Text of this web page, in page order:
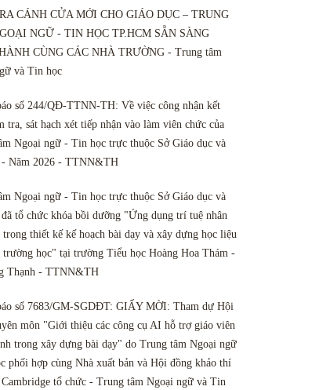
CÁNH CỬA MỚI CHO GIÁO DỤC – TRUNG
NGỮ - TIN HỌC TP.HCM SẴN SÀNG
CÙNG CÁC NHÀ TRƯỜNG - Trung tâm
và Tin học
số 244/QĐ-TTNN-TH: Về việc công nhận kết
tra, sát hạch xét tiếp nhận vào làm viên chức của
Ngoại ngữ - Tin học trực thuộc Sở Giáo dục và
- Năm 2026 - TTNN&TH
Ngoại ngữ - Tin học trực thuộc Sở Giáo dục và
tổ chức khóa bồi dưỡng "Ứng dụng trí tuệ nhân
thiết kế kế hoạch bài dạy và xây dựng học liệu
trường học" tại trường Tiểu học Hoàng Hoa Thám -
Thạnh - TTNN&TH
số 7683/GM-SGDĐT: GIẤY MỜI: Tham dự Hội
môn "Giới thiệu các công cụ AI hỗ trợ giáo viên
trong xây dựng bài dạy" do Trung tâm Ngoại ngữ
phối hợp cùng Nhà xuất bản và Hội đồng khảo thí
tổ chức - Trung tâm Ngoại ngữ và Tin